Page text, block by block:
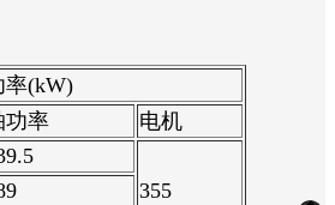
率(kW)
功率
电机
355